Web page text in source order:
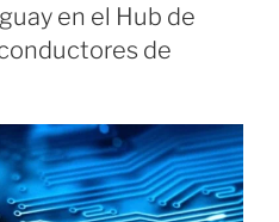
en el Hub de
de